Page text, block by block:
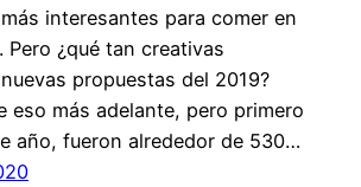
interesantes para comer en
Pero ¿qué tan creativas
propuestas del 2019?
eso más adelante, pero primero
año, fueron alrededor de 530…